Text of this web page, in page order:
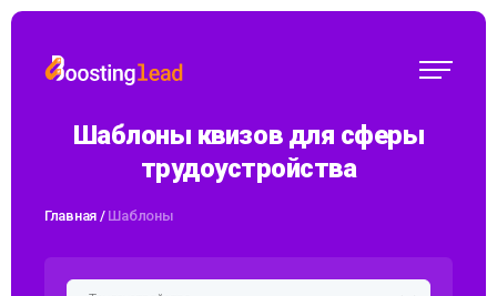
Шаблоны квизов для сферы
трудоустройства
Главная / Шаблоны